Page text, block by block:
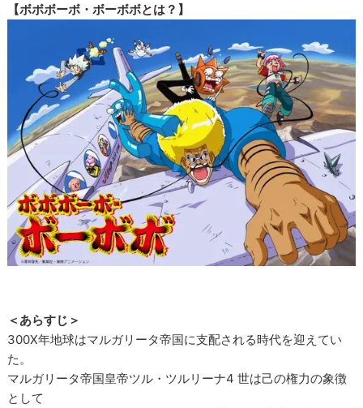
【ボボボーボ・ボーボボとは？】
＜あらすじ＞
300X年地球はマルガリータ帝国に支配される時代を迎えてい
た。
マルガリータ帝国皇帝ツル・ツルリーナ4 世は己の権力の象徴
として